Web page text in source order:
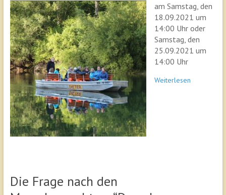
am Samstag, den
18.09.2021 um
14:00 Uhr oder
Samstag, den
25.09.2021 um
14:00 Uhr
Weiterlesen
Die Frage nach den